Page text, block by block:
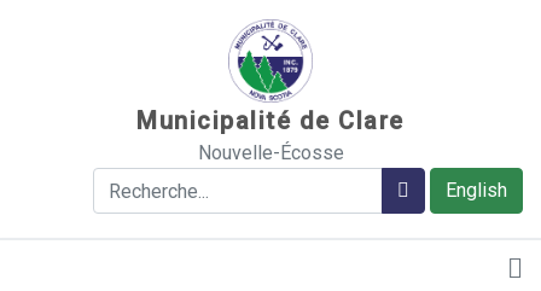
Municipalité de Clare
Nouvelle-Écosse
English
Rechercher Rechercher